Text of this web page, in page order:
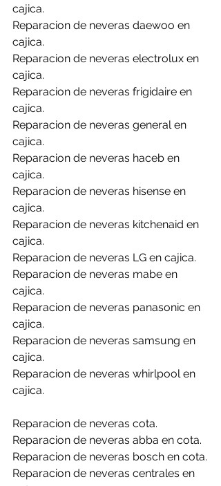
cajica.
Reparacion de neveras daewoo en
cajica.
Reparacion de neveras electrolux en
cajica.
Reparacion de neveras frigidaire en
cajica.
Reparacion de neveras general en
cajica.
Reparacion de neveras haceb en
cajica.
Reparacion de neveras hisense en
cajica.
Reparacion de neveras kitchenaid en
cajica.
Reparacion de neveras LG en cajica.
Reparacion de neveras mabe en
cajica.
Reparacion de neveras panasonic en
cajica.
Reparacion de neveras samsung en
cajica.
Reparacion de neveras whirlpool en
cajica.
Reparacion de neveras cota.
Reparacion de neveras abba en cota.
Reparacion de neveras bosch en cota.
Reparacion de neveras centrales en